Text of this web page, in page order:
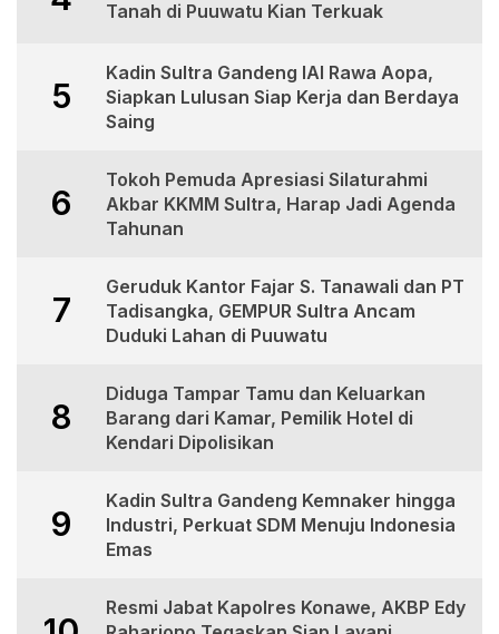
Tanah di Puuwatu Kian Terkuak
5
Kadin Sultra Gandeng IAI Rawa Aopa,
Siapkan Lulusan Siap Kerja dan Berdaya
Saing
6
Tokoh Pemuda Apresiasi Silaturahmi
Akbar KKMM Sultra, Harap Jadi Agenda
Tahunan
7
Geruduk Kantor Fajar S. Tanawali dan PT
Tadisangka, GEMPUR Sultra Ancam
Duduki Lahan di Puuwatu
8
Diduga Tampar Tamu dan Keluarkan
Barang dari Kamar, Pemilik Hotel di
Kendari Dipolisikan
9
Kadin Sultra Gandeng Kemnaker hingga
Industri, Perkuat SDM Menuju Indonesia
Emas
Resmi Jabat Kapolres Konawe, AKBP Edy